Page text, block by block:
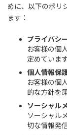
めに、以下のポリ
ます：
プライバシ
お客様の個
定めています
個人情報保
お客様の個
的な方針を
ソーシャル
ソーシャル
切な情報発